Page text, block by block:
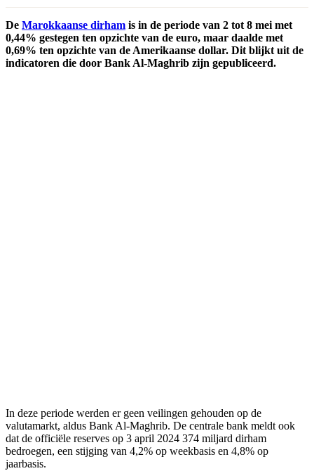
De Marokkaanse dirham is in de periode van 2 tot 8 mei met
0,44% gestegen ten opzichte van de euro, maar daalde met
0,69% ten opzichte van de Amerikaanse dollar. Dit blijkt uit de
indicatoren die door Bank Al-Maghrib zijn gepubliceerd.
In deze periode werden er geen veilingen gehouden op de
valutamarkt, aldus Bank Al-Maghrib. De centrale bank meldt ook
dat de officiële reserves op 3 april 2024 374 miljard dirham
bedroegen, een stijging van 4,2% op weekbasis en 4,8% op
jaarbasis.